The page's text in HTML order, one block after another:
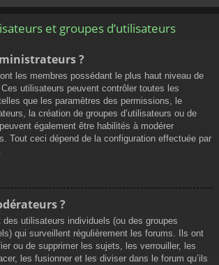
et groupes d’utilisateurs
?
les membres possédant le plus haut niveau de
utilisateurs peuvent contrôler toutes les
que les paramètres des permissions, le
la création de groupes d’utilisateurs ou de
également être habilités à modérer
Tout ceci dépend de la configuration effectuée par
?
des utilisateurs individuels (ou des groupes
qui surveillent régulièrement les forums. Ils ont
ou de supprimer les sujets, les verrouiller, les
les fusionner et les diviser dans le forum qu’ils